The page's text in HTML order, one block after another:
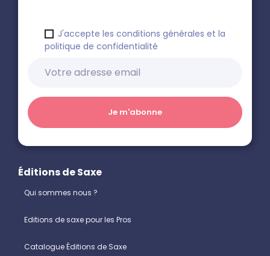
J'accepte les conditions générales et la
politique de confidentialité
Éditions de Saxe
Qui sommes nous ?
Editions de saxe pour les Pros
Catalogue Éditions de Saxe